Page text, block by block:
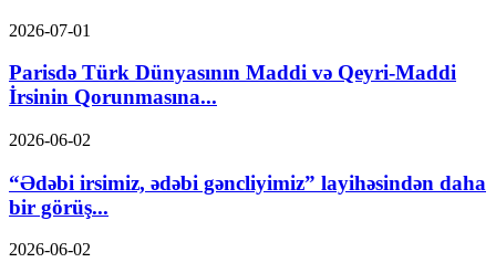
2026-07-01
Parisdə Türk Dünyasının Maddi və Qeyri-Maddi
İrsinin Qorunmasına...
2026-06-02
“Ədəbi irsimiz, ədəbi gəncliyimiz” layihəsindən daha
bir görüş...
2026-06-02